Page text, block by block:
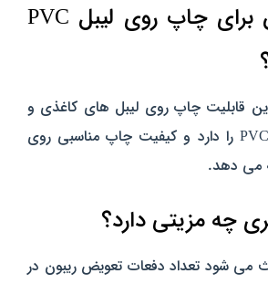
آیا این ریبون برای چاپ روی لیبل PVC
قابلیت چاپ روی لیبل‌ های کاغذی و
همچنین لیبل‌های PVC را دارد و کیفیت چاپ مناسبی روی
می‌ دهد.
باعث می‌ شود تعداد دفعات تعویض ریبون در